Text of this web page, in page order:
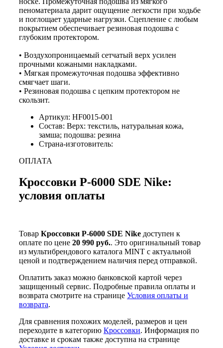
пеноматериала дарит ощущение легкости при ходьбе
и поглощает ударные нагрузки. Сцепление с любым
покрытием обеспечивает резиновая подошва с
глубоким протектором.
• Воздухопроницаемый сетчатый верх усилен
прочными кожаными накладками.
• Мягкая промежуточная подошва эффективно
смягчает шаги.
• Резиновая подошва с цепким протектором не
скользит.
Артикул: HF0015-001
Состав: Верх: текстиль, натуральная кожа,
замша; подошва: резина
Страна-изготовитель:
ОПЛАТА
Кроссовки P-6000 SDE Nike:
условия оплаты
Товар Кроссовки P-6000 SDE Nike доступен к
оплате по цене 20 990 руб.. Это оригинальный товар
из мультибрендового каталога MINT с актуальной
ценой и подтверждением наличия перед отправкой.
Оплатить заказ можно банковской картой через
защищенный сервис. Подробные правила оплаты и
возврата смотрите на странице Условия оплаты и
возврата.
Для сравнения похожих моделей, размеров и цен
переходите в категорию Кроссовки. Информация по
доставке и срокам также доступна на странице